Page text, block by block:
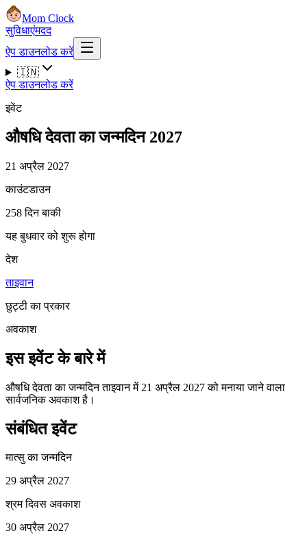
Mom Clock
सुविधाएंमदद
ऐप डाउनलोड करें
🇮🇳
ऐप डाउनलोड करें
इवेंट
औषधि देवता का जन्मदिन 2027
21 अप्रैल 2027
काउंटडाउन
258 दिन बाकी
यह बुधवार को शुरू होगा
देश
ताइवान
छुट्टी का प्रकार
अवकाश
इस इवेंट के बारे में
औषधि देवता का जन्मदिन ताइवान में 21 अप्रैल 2027 को मनाया जाने वाला
सार्वजनिक अवकाश है।
संबंधित इवेंट
मात्सु का जन्मदिन
29 अप्रैल 2027
श्रम दिवस अवकाश
30 अप्रैल 2027